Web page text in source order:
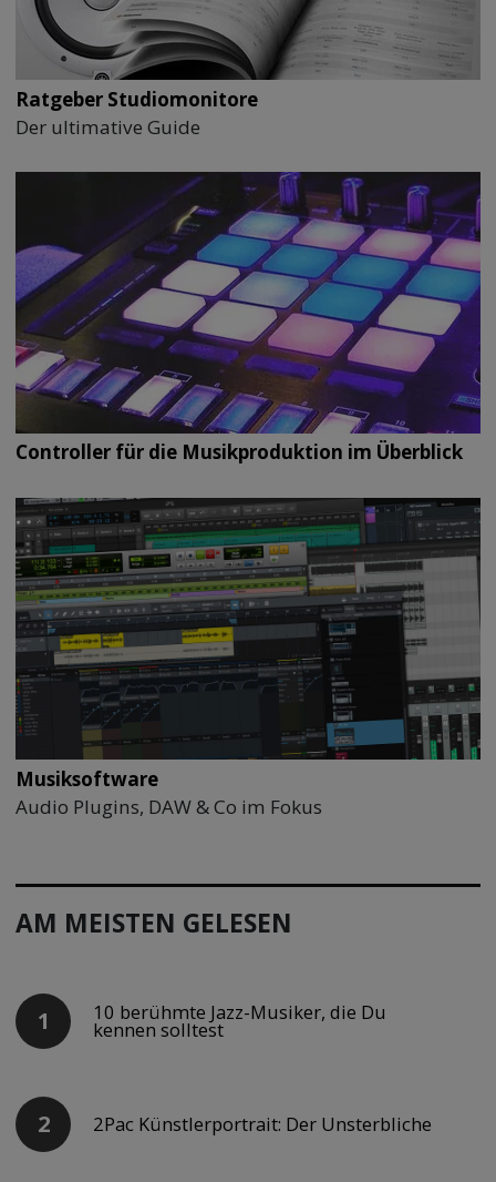
Ratgeber Studiomonitore
Der ultimative Guide
Controller für die Musikproduktion im Überblick
Musiksoftware
Audio Plugins, DAW & Co im Fokus
AM MEISTEN GELESEN
10 berühmte Jazz-Musiker, die Du
kennen solltest
2Pac Künstlerportrait: Der Unsterbliche